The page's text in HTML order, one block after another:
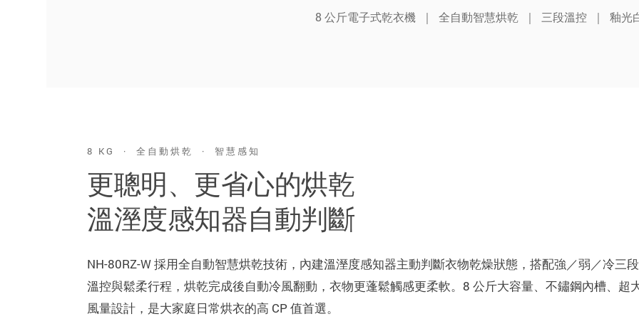
8 公斤電子式乾衣機 ｜ 全自動智慧烘乾 ｜ 三段溫控 ｜ 釉光
8 KG · 全自動烘乾 · 智慧感知
更聰明、更省心的烘乾
溫溼度感知器自動判斷
NH-80RZ-W 採用全自動智慧烘乾技術，內建溫溼度感知器主動判斷衣物乾燥狀態，搭配強／弱／冷三段
溫控與鬆柔行程，烘乾完成後自動冷風翻動，衣物更蓬鬆觸感更柔軟。8 公斤大容量、不鏽鋼內槽、超
風量設計，是大家庭日常烘衣的高 CP 值首選。